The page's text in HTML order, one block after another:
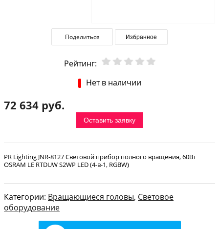
Поделиться Избранное
Рейтинг:
Нет в наличии
72 634 руб.
Оставить заявку
PR Lighting JNR-8127 Световой прибор полного вращения, 60Вт
OSRAM LE RTDUW S2WP LED (4-в-1, RGBW)
Категории: Вращающиеся головы, Световое
оборудование